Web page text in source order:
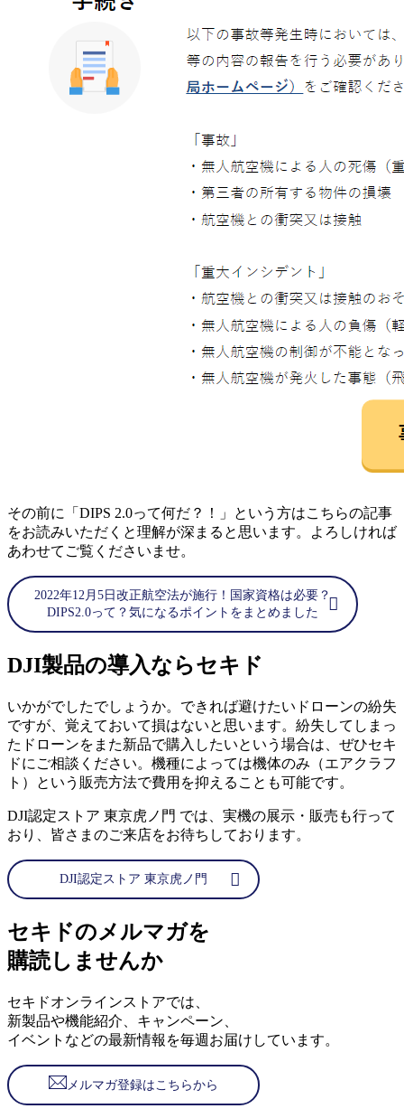
その前に「DIPS 2.0って何だ？！」という方はこちらの記事
をお読みいただくと理解が深まると思います。よろしければ
あわせてご覧くださいませ。
2022年12月5日改正航空法が施行！国家資格は必要？
DIPS2.0って？気になるポイントをまとめました
DJI製品の導入ならセキド
いかがでしたでしょうか。できれば避けたいドローンの紛失
ですが、覚えておいて損はないと思います。紛失してしまっ
たドローンをまた新品で購入したいという場合は、ぜひセキ
ドにご相談ください。機種によっては機体のみ（エアクラフ
ト）という販売方法で費用を抑えることも可能です。
DJI認定ストア 東京虎ノ門 では、実機の展示・販売も行って
おり、皆さまのご来店をお待ちしております。
DJI認定ストア 東京虎ノ門
セキドのメルマガを
購読しませんか
セキドオンラインストアでは、
新製品や機能紹介、キャンペーン、
イベントなどの最新情報を毎週お届けしています。
メルマガ登録はこちらから